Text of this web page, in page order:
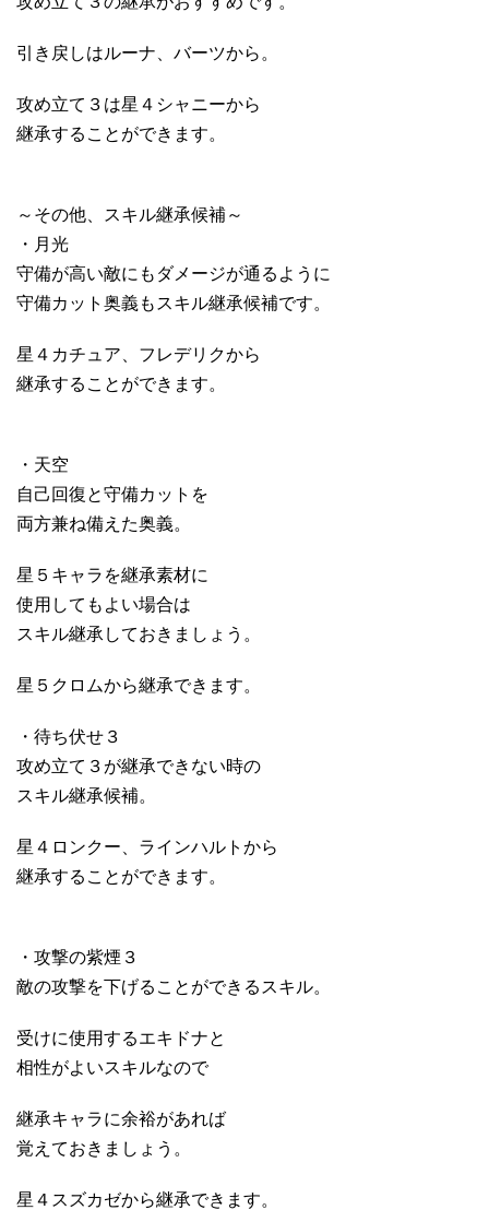
引き戻しはルーナ、バーツから。
攻め立て３は星４シャニーから
継承することができます。
～その他、スキル継承候補～
・月光
守備が高い敵にもダメージが通るように
守備カット奥義もスキル継承候補です。
星４カチュア、フレデリクから
継承することができます。
・天空
自己回復と守備カットを
両方兼ね備えた奥義。
星５キャラを継承素材に
使用してもよい場合は
スキル継承しておきましょう。
星５クロムから継承できます。
・待ち伏せ３
攻め立て３が継承できない時の
スキル継承候補。
星４ロンクー、ラインハルトから
継承することができます。
・攻撃の紫煙３
敵の攻撃を下げることができるスキル。
受けに使用するエキドナと
相性がよいスキルなので
継承キャラに余裕があれば
覚えておきましょう。
星４スズカゼから継承できます。